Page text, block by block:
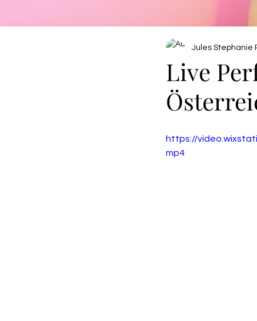
Live
Jules Stephanie
https://
mp4